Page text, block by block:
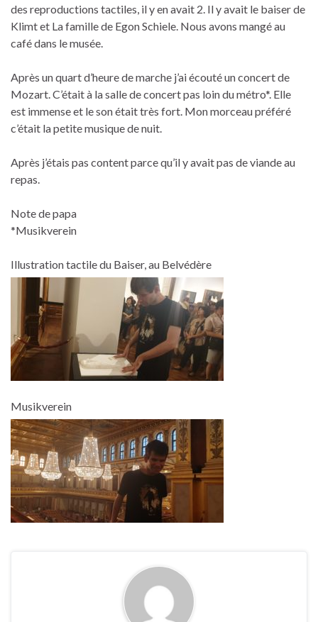
des reproductions tactiles, il y en avait 2. Il y avait le baiser de
Klimt et La famille de Egon Schiele. Nous avons mangé au
café dans le musée.
Après un quart d’heure de marche j’ai écouté un concert de
Mozart. C’était à la salle de concert pas loin du métro*. Elle
est immense et le son était très fort. Mon morceau préféré
c’était la petite musique de nuit.
Après j’étais pas content parce qu’il y avait pas de viande au
repas.
Note de papa
*Musikverein
Illustration tactile du Baiser, au Belvédère
Musikverein